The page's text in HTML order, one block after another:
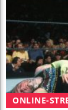
ONLINE-